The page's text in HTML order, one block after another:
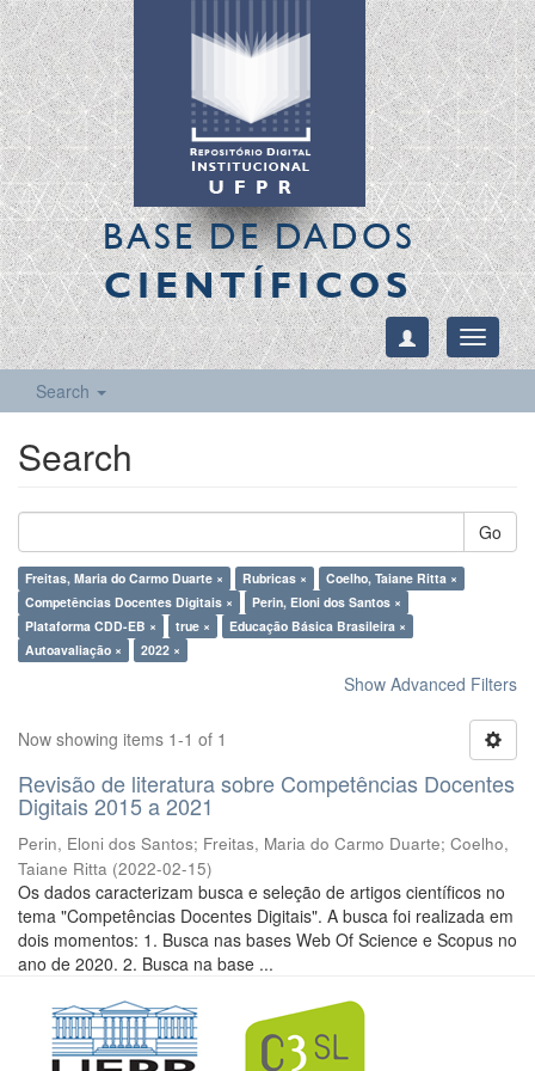
BASE DE DADOS
CIENTÍFICOS
Toggle
Search
Search
Go
Freitas, Maria do Carmo Duarte × Rubricas ×
Coelho, Taiane Ritta ×
Competências Docentes Digitais ×
Perin, Eloni dos Santos ×
Plataforma CDD-EB ×
true ×
Educação Básica Brasileira ×
Autoavaliação ×
2022 ×
Show Advanced Filters
Now showing items 1-1 of 1
Revisão de literatura sobre Competências Docentes
Digitais 2015 a 2021
Perin, Eloni dos Santos; Freitas, Maria do Carmo Duarte; Coelho,
Taiane Ritta (2022-02-15)
Os dados caracterizam busca e seleção de artigos científicos no
tema "Competências Docentes Digitais". A busca foi realizada em
dois momentos: 1. Busca nas bases Web Of Science e Scopus no
ano de 2020. 2. Busca na base ...